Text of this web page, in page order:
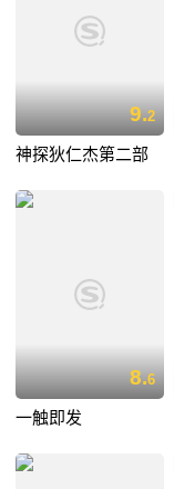
9.2
神探狄仁杰第二部
8.6
一触即发